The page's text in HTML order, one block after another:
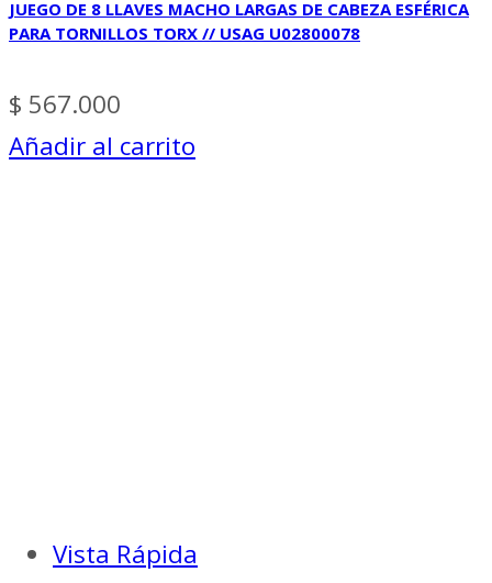
JUEGO DE 8 LLAVES MACHO LARGAS DE CABEZA ESFÉRICA
PARA TORNILLOS TORX // USAG U02800078
$ 567.000
Añadir al carrito
Vista Rápida